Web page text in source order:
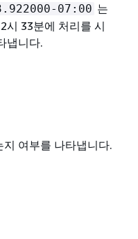
07:00 는
시 33분에 처리를 시
냅니다.
여부를 나타냅니다.